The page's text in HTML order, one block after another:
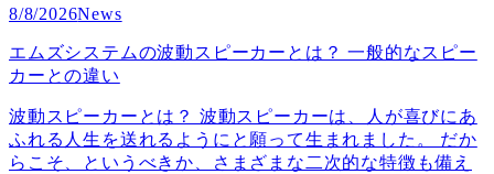
8/8/2026News
エムズシステムの波動スピーカーとは？ 一般的なスピー
カーとの違い
波動スピーカーとは？ 波動スピーカーは、人が喜びにあ
ふれる人生を送れるようにと願って生まれました。 だか
らこそ、というべきか、さまざまな二次的な特徴も備え